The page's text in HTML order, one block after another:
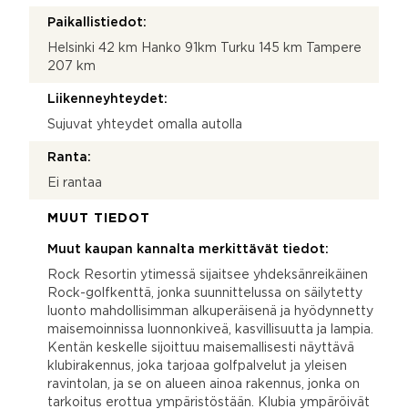
Paikallistiedot:
Helsinki 42 km Hanko 91km Turku 145 km Tampere
207 km
Liikenneyhteydet:
Sujuvat yhteydet omalla autolla
Ranta:
Ei rantaa
MUUT TIEDOT
Muut kaupan kannalta merkittävät tiedot:
Rock Resortin ytimessä sijaitsee yhdeksänreikäinen
Rock-golfkenttä, jonka suunnittelussa on säilytetty
luonto mahdollisimman alkuperäisenä ja hyödynnetty
maisemoinnissa luonnonkiveä, kasvillisuutta ja lampia.
Kentän keskelle sijoittuu maisemallisesti näyttävä
klubirakennus, joka tarjoaa golfpalvelut ja yleisen
ravintolan, ja se on alueen ainoa rakennus, jonka on
tarkoitus erottua ympäristöstään. Klubia ympäröivät